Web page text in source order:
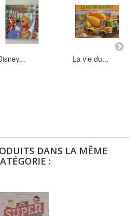
La vie du...
DANS LA MÊME
: